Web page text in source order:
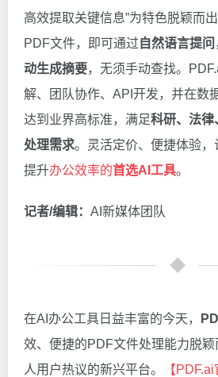
高效提取关键信息”为特色脱颖而
PDF文件，即可通过 自然语言提问
动生成摘要，无须手动查找。
解、团队协作、API开发，并在数
达到业界高标准，满足科研、法律
处理需求。灵活定价、便捷体验，
提升办公效率的首选AI工具。
记者/编辑： AI新媒体团队
在AI办公工具日益丰富的今天，
效、便捷的PDF文件处理能力脱
人用户热议的新兴平台。
【PDF.ai